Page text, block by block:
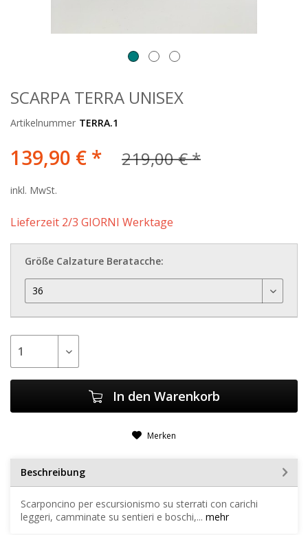
SCARPA TERRA UNISEX
Artikelnummer TERRA.1
139,90 € * 219,00 € *
inkl. MwSt.
Lieferzeit 2/3 GIORNI Werktage
Größe Calzature Beratacche:
In den Warenkorb
Merken
Beschreibung
Scarponcino per escursionismo su sterrati con carichi
leggeri, camminate su sentieri e boschi,... mehr